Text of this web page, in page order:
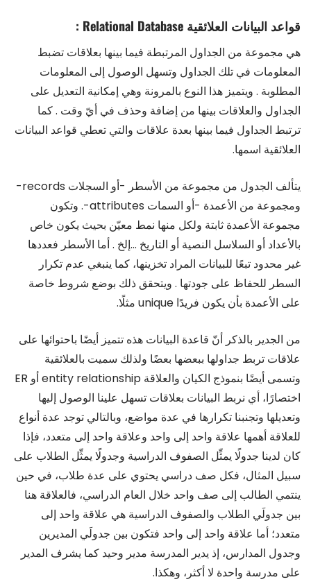
قواعد البيانات العلائقية Relational Database :
هي مجموعة من الجداول المرتبطة فيما بينها بعلاقات تضبط
المعلومات في تلك الجداول وتسهل الوصول إلى المعلومات
المطلوبة . ويتميز هذا النوع بالمرونة وهي إمكانية التعديل على
الجداول والعلاقات بينها من إضافة وحذف في أيّ وقت . كما
ترتبط الجداول فيما بينها بعدة علاقات والتي تعطي قواعد البيانات
العلائقية اسمها.
يتألف الجدول من مجموعة من الأسطر -أو السجلات records-
ومجموعة من الأعمدة -أو السمات attributes-. وتكون
مجموعة الأعمدة ثابتة ولكل منها نمط معيّن بحيث يكون خاص
بالأعداد أو السلاسل النصية أو التاريخ …إلخ . أما الأسطر فعددها
غير محدود تبعًا للبيانات المراد تخزينها، كما ينبغي عدم تكرار
السطر للحفاظ على جودتها . ويتحقق ذلك بوضع شروط خاصة
على الأعمدة بأن يكون فريدًا unique مثلًا.
من الجدير بالذكر أنّ قاعدة البيانات هذه تتميز أيضًا باحتوائها على
علاقات تربط جداولها ببعضها بعضًا ولذلك سميت بالعلائقية
وتسمى أيضًا بنموذج الكيان والعلاقة entity relationship أو ER
اختصارًا، أي نربط البيانات بعلاقات تسهل علينا الوصول إليها
وتعديلها وتجنبنا تكرارها في عدة مواضع، وبالتالي توجد عدة أنواع
للعلاقة أهمها علاقة واحد إلى واحد وعلاقة واحد إلى متعدد، فإذا
كان لدينا جدولًا يمثِّل الصفوف الدراسية وجدولًا يمثِّل الطلاب على
سبيل المثال، فكل صف دراسي يحتوي على عدة طلاب، في حين
ينتمي الطالب إلى صف واحد خلال العام الدراسي، فالعلاقة هنا
بين جدولَي الطلاب والصفوف الدراسية هي علاقة واحد إلى
متعدد؛ أما علاقة واحد إلى واحد فتكون بين جدولَي المديرين
وجدول المدارس، إذ يدير المدرسة مدير وحيد كما يشرف المدير
على مدرسة واحدة لا أكثر، وهكذا.